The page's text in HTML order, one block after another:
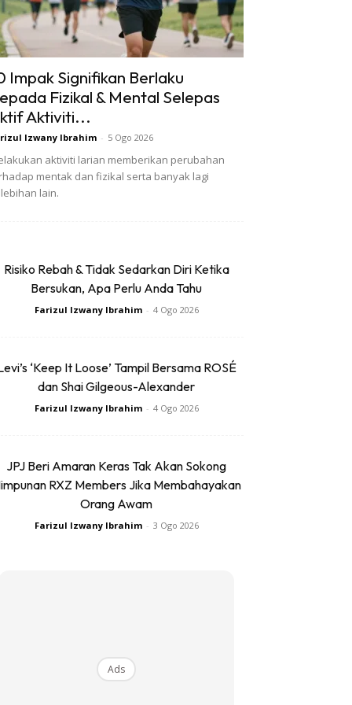
Impak Signifikan Berlaku
Fizikal & Mental Selepas
Aktiviti...
Izwany Ibrahim - 5 Ogo 2026
aktiviti larian memberikan perubahan
mentak dan fizikal serta banyak lagi
lain.
Risiko Rebah & Tidak Sedarkan Diri Ketika
Bersukan, Apa Perlu Anda Tahu
Farizul Izwany Ibrahim - 4 Ogo 2026
‘Keep It Loose’ Tampil Bersama ROSÉ
dan Shai Gilgeous-Alexander
Farizul Izwany Ibrahim - 4 Ogo 2026
JPJ Beri Amaran Keras Tak Akan Sokong
RXZ Members Jika Membahayakan
Orang Awam
Farizul Izwany Ibrahim - 3 Ogo 2026
Ads